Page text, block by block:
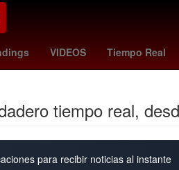
VIDEOS Tiempo Real
G7 paises Brasil Perú
tiempo real,
para recibir noticias al instante